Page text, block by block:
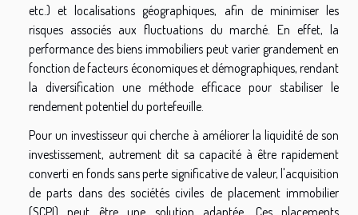
etc.) et localisations géographiques, afin de minimiser les
risques associés aux fluctuations du marché. En effet, la
performance des biens immobiliers peut varier grandement en
fonction de facteurs économiques et démographiques, rendant
la diversification une méthode efficace pour stabiliser le
rendement potentiel du portefeuille.
Pour un investisseur qui cherche à améliorer la liquidité de son
investissement, autrement dit sa capacité à être rapidement
converti en fonds sans perte significative de valeur, l'acquisition
de parts dans des sociétés civiles de placement immobilier
(SCPI) peut être une solution adaptée. Ces placements